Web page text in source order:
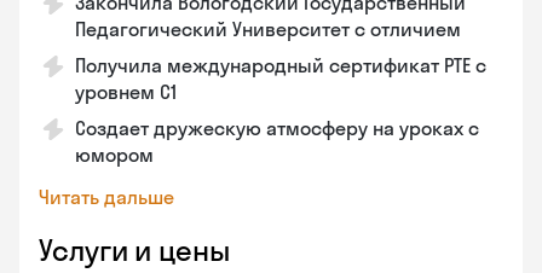
Педагогический Университет с отличием
Получила международный сертификат PTE с
уровнем C1
Создает дружескую атмосферу на уроках с
юмором
Читать дальше
Услуги и цены